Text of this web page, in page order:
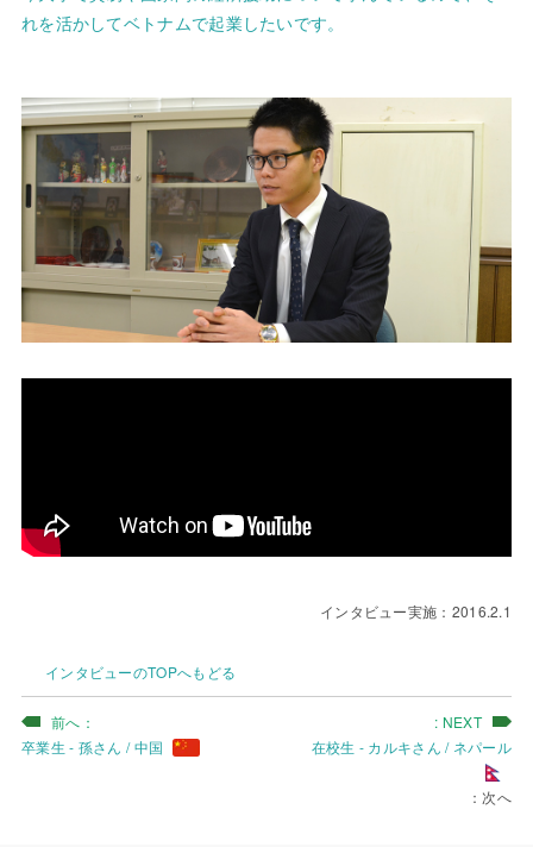
れを活かしてベトナムで起業したいです。
インタビュー実施：2016.2.1
インタビューのTOPへもどる
卒業生 - 孫さん / 中国 在校生 - カルキさん / ネパール